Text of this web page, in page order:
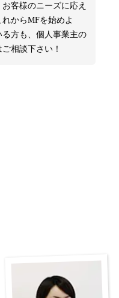
客様のニーズに応え
からMFを始めよ
方も、個人事業主の
相談下さい！